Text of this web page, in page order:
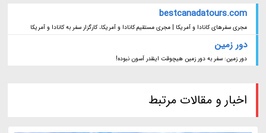
bestcanadatours.com
مجری سفرهای کانادا و آمریکا | مجری مستقیم کانادا و آمریکا، کارگزار سفر به کانادا و آمریکا
دور زمین
دور زمین: سفر به دور زمین هیچوقت اینقدر آسون نبوده!
اخبار و مقالات مرتبط